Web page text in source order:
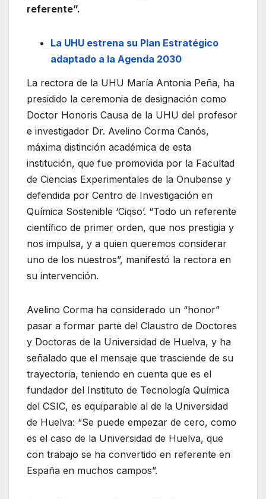
referente”.
La UHU estrena su Plan Estratégico
adaptado a la Agenda 2030
La rectora de la UHU María Antonia Peña, ha
presidido la ceremonia de designación como
Doctor Honoris Causa de la UHU del profesor
e investigador Dr. Avelino Corma Canós,
máxima distinción académica de esta
institución, que fue promovida por la Facultad
de Ciencias Experimentales de la Onubense y
defendida por Centro de Investigación en
Química Sostenible ‘Ciqso’. “Todo un referente
científico de primer orden, que nos prestigia y
nos impulsa, y a quien queremos considerar
uno de los nuestros”, manifestó la rectora en
su intervención.
Avelino Corma ha considerado un “honor”
pasar a formar parte del Claustro de Doctores
y Doctoras de la Universidad de Huelva, y ha
señalado que el mensaje que trasciende de su
trayectoria, teniendo en cuenta que es el
fundador del Instituto de Tecnología Química
del CSIC, es equiparable al de la Universidad
de Huelva: “Se puede empezar de cero, como
es el caso de la Universidad de Huelva, que
con trabajo se ha convertido en referente en
España en muchos campos”.